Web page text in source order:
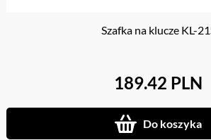
Szafka na klucze KL-
189.42 PLN
Do koszyka